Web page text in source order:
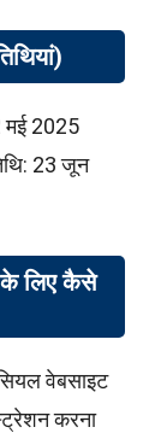
मई 2025
23 जून
लिए कैसे
वेबसाइट
करना